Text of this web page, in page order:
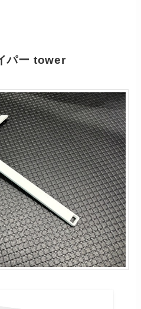
パー tower